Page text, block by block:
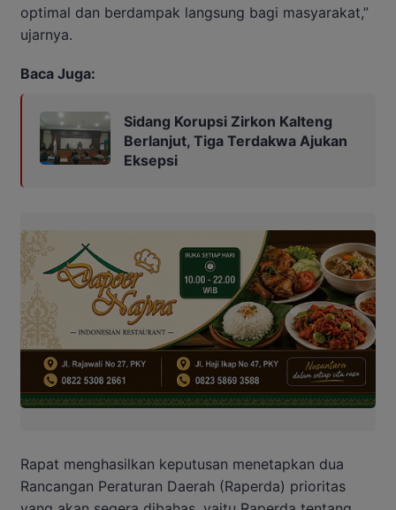
optimal dan berdampak langsung bagi masyarakat,”
ujarnya.
Baca Juga:
Sidang Korupsi Zirkon Kalteng
Berlanjut, Tiga Terdakwa Ajukan
Eksepsi
Rapat menghasilkan keputusan menetapkan dua
Rancangan Peraturan Daerah (Raperda) prioritas